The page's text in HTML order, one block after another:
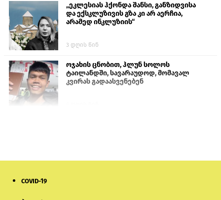
„ეკლესიას ჰქონდა შანსი, განზიდვისა
და ექსკლუზივის გზა კი არ აერჩია,
არამედ ინკლუზიის“
3 დღის წინ
ოჯახის ცნობით, ჰლუნ სოლოს
ტაილანდში, სავარაუდოდ, მომავალ
კვირას გადაასვენებენ
COVID-19